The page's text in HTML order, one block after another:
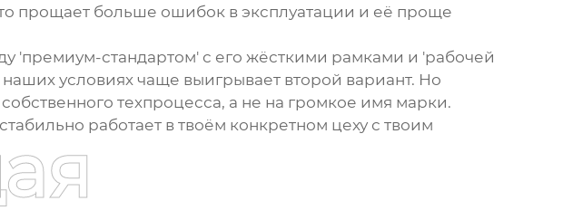
прощает больше ошибок в эксплуатации и её проще
'премиум-стандартом' с его жёсткими рамками и 'рабочей
условиях чаще выигрывает второй вариант. Но
техпроцесса, а не на громкое имя марки.
работает в твоём конкретном цеху с твоим